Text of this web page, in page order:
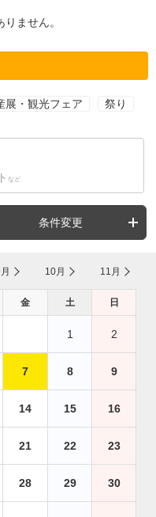
ません。
展・観光フェア 祭り
など
条件変更
10月 11月
金 土 日
1 2
7 8 9
14 15 16
21 22 23
28 29 30